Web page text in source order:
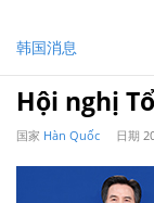
韩国消息
Hội nghị
国家 Hàn Quốc 日期